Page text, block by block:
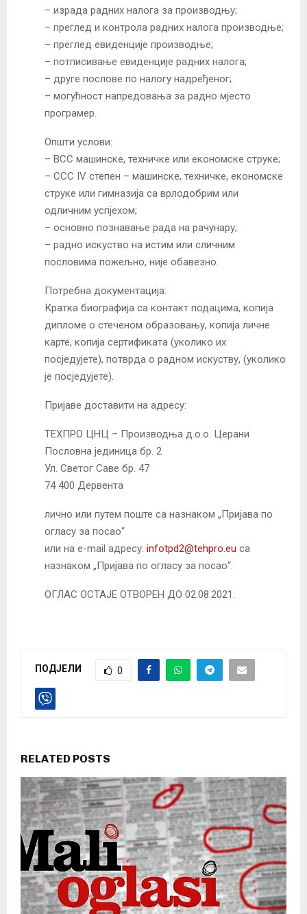
– израда радних налога за производњу;
– преглед и контрола радних налога производње;
– преглед евиденције производње;
– потписивање евиденције радних налога;
– друге послове по налогу надређеног;
– могућност напредовања за радно мјесто
програмер.
Општи услови:
– ВСС машинске, техничке или економске струке;
– ССС IV степен – машинске, техничке, економске
струке или гимназија са врлодобрим или
одличним успјехом;
– основно познавање рада на рачунару;
– радно искуство на истим или сличним
пословима пожељно, није обавезно.
Потребна документација:
Кратка биографија са контакт подацима, копија
дипломе о стеченом образовању, копија личне
карте, копија сертификата (уколико их
посједујете), потврда о радном искуству, (уколико
је посједујете).
Пријаве доставити на адресу:
ТЕХПРО ЦНЦ – Производња д.о.о. Церани
Пословна јединица бр. 2
Ул. Светог Саве бр. 47
74 400 Дервента
лично или путем поште са назнаком „Пријава по
огласу за посао“
или на e-mail адресу: infotpd2@tehpro.eu са
назнаком „Пријава по огласу за посао“.
ОГЛАС ОСТАЈЕ ОТВОРЕН ДО 02.08.2021.
ПОДЈЕЛИ 0
RELATED POSTS